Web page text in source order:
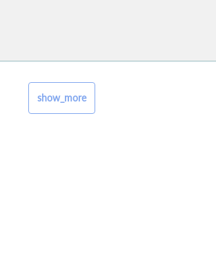
show_more